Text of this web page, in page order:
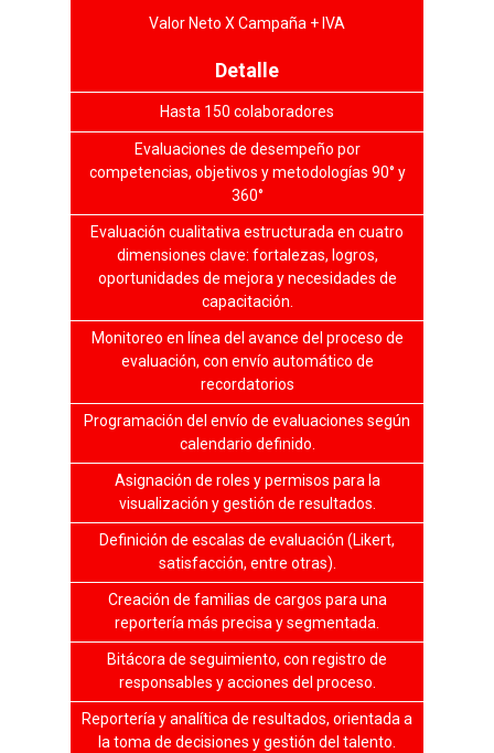
Valor Neto X Campaña + IVA
Detalle
Hasta 150 colaboradores
Evaluaciones de desempeño por
competencias, objetivos y metodologías 90° y
360°
Evaluación cualitativa estructurada en cuatro
dimensiones clave: fortalezas, logros,
oportunidades de mejora y necesidades de
capacitación.
Monitoreo en línea del avance del proceso de
evaluación, con envío automático de
recordatorios
Programación del envío de evaluaciones según
calendario definido.
Asignación de roles y permisos para la
visualización y gestión de resultados.
Definición de escalas de evaluación (Likert,
satisfacción, entre otras).
Creación de familias de cargos para una
reportería más precisa y segmentada.
Bitácora de seguimiento, con registro de
responsables y acciones del proceso.
Reportería y analítica de resultados, orientada a
la toma de decisiones y gestión del talento.